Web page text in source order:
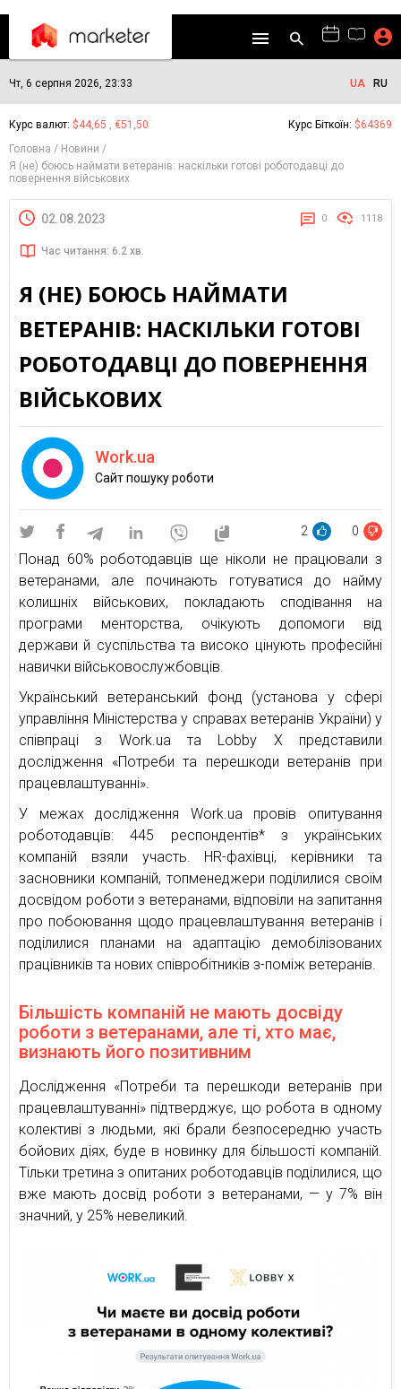
Чт, 6 серпня 2026, 23:33 UA RU
Курс валют: $44,65 , €51,50 Курс Біткоїн: $64369
Головна
Новини
Я (не) боюсь наймати ветеранів: наскільки готові роботодавці до
повернення військових
02.08.2023 0 1118
Час читання: 6.2 хв.
Я (НЕ) БОЮСЬ НАЙМАТИ
ВЕТЕРАНІВ: НАСКІЛЬКИ ГОТОВІ
РОБОТОДАВЦІ ДО ПОВЕРНЕННЯ
ВІЙСЬКОВИХ
Work.ua
Cайт пошуку роботи
2 0
Понад 60% роботодавців ще ніколи не працювали з
ветеранами, але починають готуватися до найму
колишніх військових, покладають сподівання на
програми менторства, очікують допомоги від
держави й суспільства та високо цінують професійні
навички військовослужбовців.
Український ветеранський фонд (установа у сфері
управління Міністерства у справах ветеранів України) у
співпраці з Work.ua та Lobby X представили
дослідження «Потреби та перешкоди ветеранів при
працевлаштуванні».
У межах дослідження Work.ua провів опитування
роботодавців: 445 респондентів* з українських
компаній взяли участь. HR-фахівці, керівники та
засновники компаній, топменеджери поділилися своїм
досвідом роботи з ветеранами, відповіли на запитання
про побоювання щодо працевлаштування ветеранів і
поділилися планами на адаптацію демобілізованих
працівників та нових співробітників з-поміж ветеранів.
Більшість компаній не мають досвіду
роботи з ветеранами, але ті, хто має,
визнають його позитивним
Дослідження «Потреби та перешкоди ветеранів при
працевлаштуванні» підтверджує, що робота в одному
колективі з людьми, які брали безпосередню участь
бойових діях, буде в новинку для більшості компаній.
Тільки третина з опитаних роботодавців поділилися, що
вже мають досвід роботи з ветеранами, — у 7% він
значний, у 25% невеликий.